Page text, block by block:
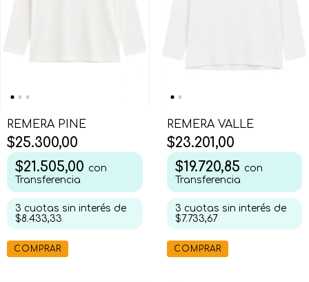
REMERA PINE
$25.300,00
$21.505,00 con
Transferencia
3 cuotas sin interés de
$8.433,33
COMPRAR
REMERA VALLE
$23.201,00
$19.720,85 con
Transferencia
3 cuotas sin interés de
$7.733,67
COMPRAR